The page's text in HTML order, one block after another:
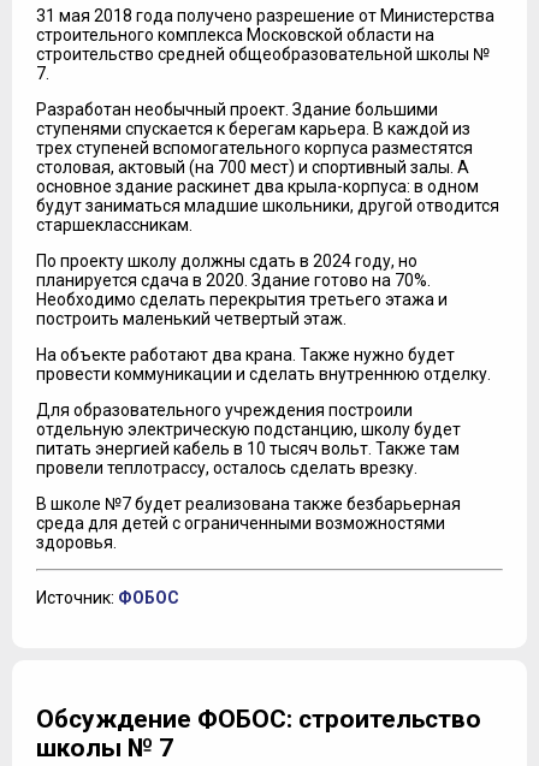
31 мая 2018 года получено разрешение от Министерства
строительного комплекса Московской области на
строительство средней общеобразовательной школы №
7.
Разработан необычный проект. Здание большими
ступенями спускается к берегам карьера. В каждой из
трех ступеней вспомогательного корпуса разместятся
столовая, актовый (на 700 мест) и спортивный залы. А
основное здание раскинет два крыла-корпуса: в одном
будут заниматься младшие школьники, другой отводится
старшеклассникам.
По проекту школу должны сдать в 2024 году, но
планируется сдача в 2020. Здание готово на 70%.
Необходимо сделать перекрытия третьего этажа и
построить маленький четвертый этаж.
На объекте работают два крана. Также нужно будет
провести коммуникации и сделать внутреннюю отделку.
Для образовательного учреждения построили
отдельную электрическую подстанцию, школу будет
питать энергией кабель в 10 тысяч вольт. Также там
провели теплотрассу, осталось сделать врезку.
В школе №7 будет реализована также безбарьерная
среда для детей с ограниченными возможностями
здоровья.
Источник: ФОБОС
Обсуждение ФОБОС: строительство
школы № 7